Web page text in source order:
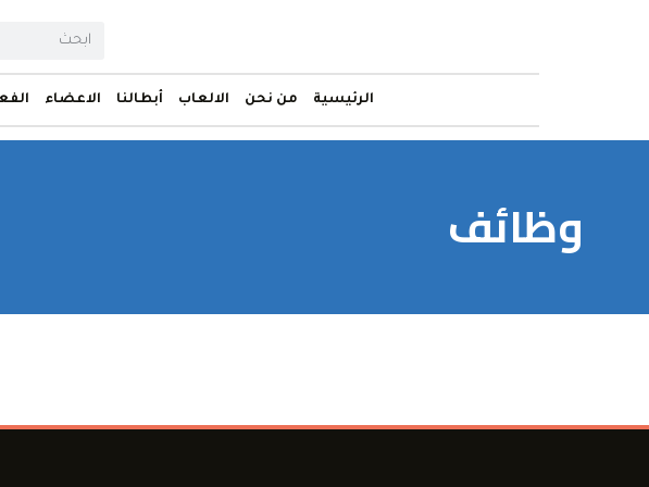
الرئيسية من نحن الالعاب أبطالنا الاعضاء
وظائف